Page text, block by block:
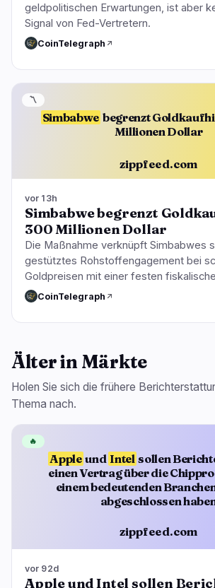
geldpolitischen Erwartungen, ist aber
Signal von Fed-Vertretern.
CoinTelegraph
Simbabwe begrenzt
Millionen Dollar
zippfeed.com
〽️
vor 13h
Simbabwe begrenzt
300 Millionen Dollar
Die Maßnahme verknüpft Simbabwes
gestütztes Rohstoffengagement bei
Goldpreisen mit einer festen
CoinTelegraph
Älter in Märkte
Holen Sie sich die frühere
Thema nach.
Apple und Intel sollen
einen Vertrag über die
einem bedeutenden
abgeschlossen
zippfeed.com
🔥
vor 92d
Apple und Intel sollen